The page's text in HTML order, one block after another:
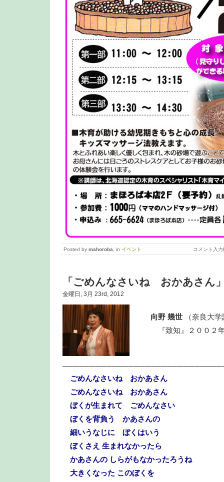
Posted by mahoroba , in イベント コメント入力
「ごめんなさいね おかあさん
金曜日, 3月 23rd, 2012
向野 幾世
（奈良大
『致知』２００２年
ごめんなさいね おかあさん
ごめんなさいね おかあさん
ぼくが生まれて ごめんなさい
ぼくを背負う かあさんの
細いうなじに ぼくはいう
ぼくさえ 生まれなかったら
かあさんの しらがもなかったろうね
大きくなった このぼくを